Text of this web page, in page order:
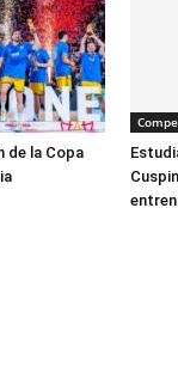
de la Copa